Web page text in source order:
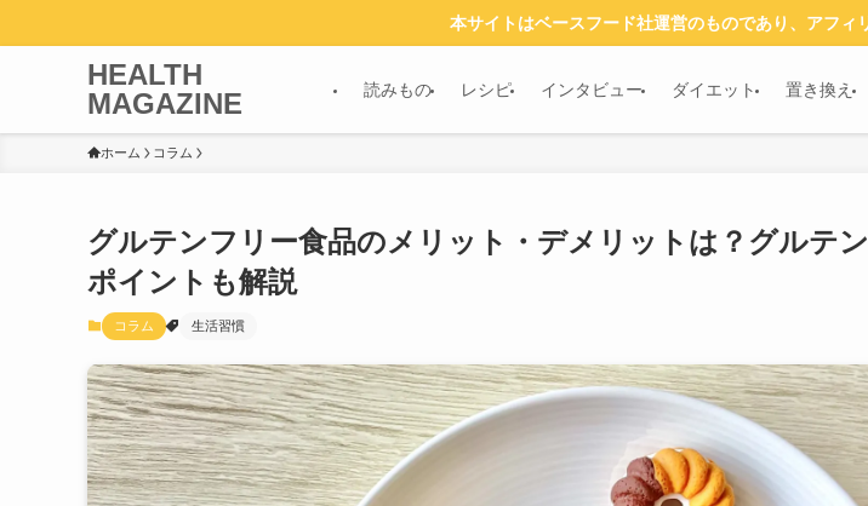
本サイトはベースフード社運営のものであり、アフィ
HEALTH
MAGAZINE
読みもの レシピ インタビュー ダイエット 置き換え
ホーム コラム
グルテンフリー食品のメリット・デメリットは？グルテ
ポイントも解説
コラム 生活習慣